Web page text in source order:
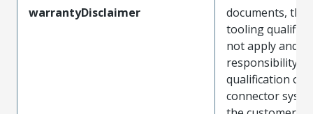
warrantyDisclaimer
documents, the
tooling
not apply and
responsibility
qualification of
connector